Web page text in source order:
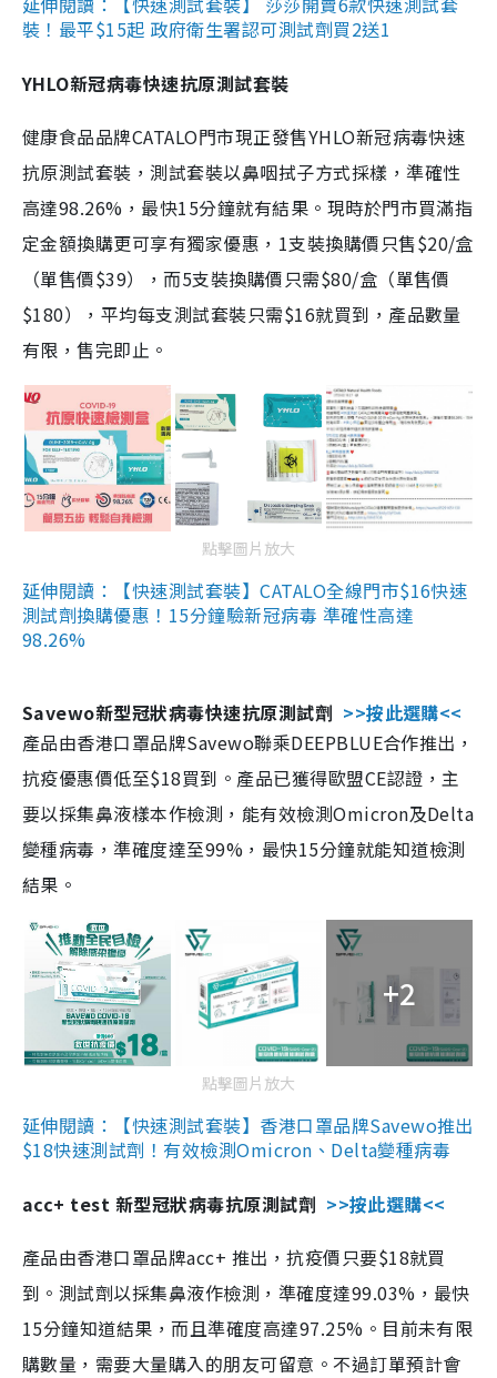
裝！最平$15起 政府衛生署認可測試劑買2送1
YHLO新冠病毒快速抗原測試套裝
健康食品品牌CATALO門市現正發售YHLO新冠病毒快速
抗原測試套裝，測試套裝以鼻咽拭子方式採樣，準確性
高達98.26%，最快15分鐘就有結果。現時於門市買滿指
定金額換購更可享有獨家優惠，1支裝換購價只售$20/盒
（單售價$39），而5支裝換購價只需$80/盒（單售價
$180），平均每支測試套裝只需$16就買到，產品數量
有限，售完即止。
點擊圖片放大
延伸閱讀：【快速測試套裝】CATALO全線門市$16快速
測試劑換購優惠！15分鐘驗新冠病毒 準確性高達
98.26%
Savewo新型冠狀病毒快速抗原測試劑 >>按此選購<<
產品由香港口罩品牌Savewo聯乘DEEPBLUE合作推出，
抗疫優惠價低至$18買到。產品已獲得歐盟CE認證，主
要以採集鼻液樣本作檢測，能有效檢測Omicron及Delta
變種病毒，準確度達至99%，最快15分鐘就能知道檢測
結果。
+2
點擊圖片放大
延伸閱讀：【快速測試套裝】香港口罩品牌Savewo推出
$18快速測試劑！有效檢測Omicron、Delta變種病毒
acc+ test 新型冠狀病毒抗原測試劑 >>按此選購<<
產品由香港口罩品牌acc+ 推出，抗疫價只要$18就買
到。測試劑以採集鼻液作檢測，準確度達99.03%，最快
15分鐘知道結果，而且準確度高達97.25%。目前未有限
購數量，需要大量購入的朋友可留意。不過訂單預計會